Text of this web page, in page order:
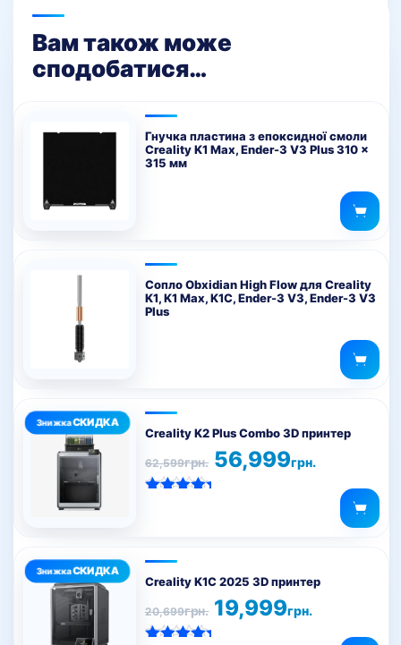
Вам також може
сподобатися…
Гнучка пластина з епоксидної смоли
Creality K1 Max, Ender-3 V3 Plus 310 x
315 мм
Сопло Obxidian High Flow для Creality
K1, K1 Max, K1C, Ender-3 V3, Ender-3 V3
Plus
Creality K2 Plus Combo 3D принтер
62,599грн.
Оригінальна
ціна:
62,599грн..
56,999грн.
Поточна
ціна:
56,999грн..
Creality K1C 2025 3D принтер
20,699грн.
Оригінальна
ціна:
20,699грн..
19,999грн.
Поточна
ціна:
19,999грн..